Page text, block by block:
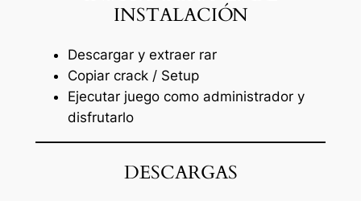
INSTALACIÓN
Descargar y extraer rar
Copiar crack / Setup
Ejecutar juego como administrador y
disfrutarlo
DESCARGAS